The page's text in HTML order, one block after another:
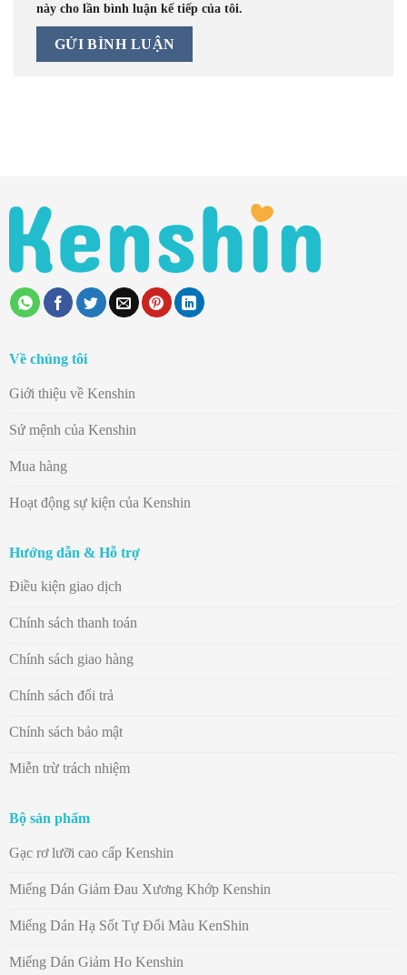
này cho lần bình luận kế tiếp của tôi.
Về chúng tôi
Giới thiệu về Kenshin
Sứ mệnh của Kenshin
Mua hàng
Hoạt động sự kiện của Kenshin
Hướng dẫn & Hỗ trợ
Điều kiện giao dịch
Chính sách thanh toán
Chính sách giao hàng
Chính sách đổi trả
Chính sách bảo mật
Miễn trừ trách nhiệm
Bộ sản phẩm
Gạc rơ lưỡi cao cấp Kenshin
Miếng Dán Giảm Đau Xương Khớp Kenshin
Miếng Dán Hạ Sốt Tự Đổi Màu KenShin
Miếng Dán Giảm Ho Kenshin